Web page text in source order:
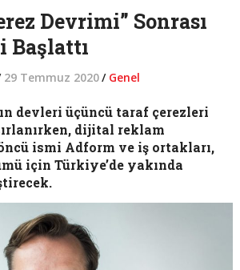
Devrimi” Sonrası
Başlattı
29 Temmuz 2020/ Genel
devleri üçüncü taraf çerezleri
dijital reklam
ismi Adform ve iş ortakları,
için Türkiye’de yakında